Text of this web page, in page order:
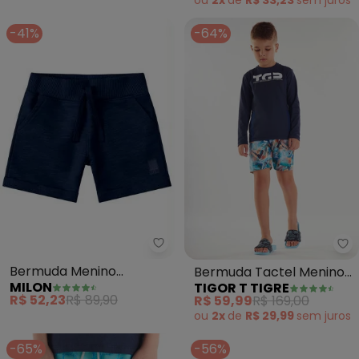
-41%
Milon - Bermuda Menino
Bermuda Menino
(Marinho)
MILON
R$ 52,23R$ 89,90
-64%
Bermuda Tactel Menino
(Azul)
TIGOR T TIGRE
R$ 59,99R$ 169,00
ou 2x de R$ 29,99 sem juros
-65% -56%